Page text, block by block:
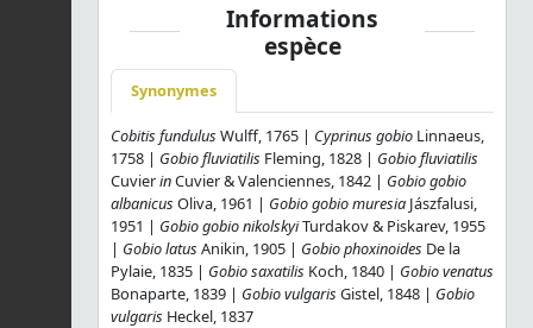
Informations
espèce
Synonymes
Cobitis fundulus Wulff, 1765 | Cyprinus gobio Linnaeus,
1758 | Gobio fluviatilis Fleming, 1828 | Gobio fluviatilis
CuvierinCuvier & Valenciennes, 1842 | Gobio gobio
albanicus Oliva, 1961 | Gobio gobio muresia Jászfalusi,
1951 | Gobio gobio nikolskyiTurdakov & Piskarev, 1955
| Gobio latus Anikin, 1905 | Gobio phoxinoides De la
Pylaie, 1835 | Gobio saxatilis Koch, 1840 | Gobio venatus
Bonaparte, 1839 | Gobio vulgaris Gistel, 1848 | Gobio
vulgaris Heckel, 1837